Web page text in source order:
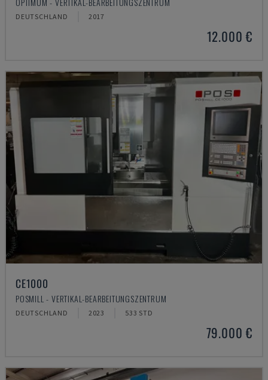
DEUTSCHLAND 2017
12.000 €
CE1000
POSMILL - VERTIKAL-BEARBEITUNGSZENTRUM
DEUTSCHLAND 2023 533 STD
79.000 €